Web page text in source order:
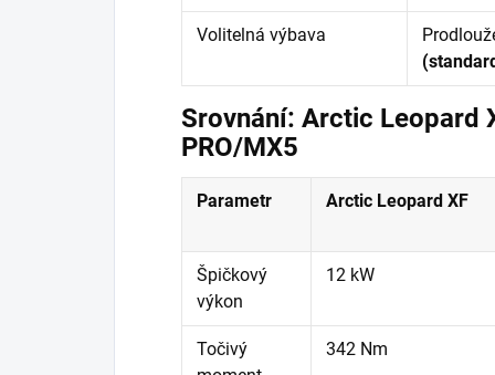
Volitelná výbava
Srovnání: Arctic Leopard
PRO/MX5
Parametr Arctic Leopard XF
Špičkový
výkon
12 kW
Točivý
342 Nm